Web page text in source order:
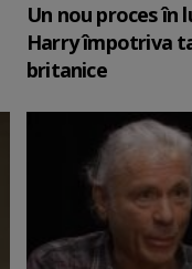
Un nou proces în
Harry împotriva
britanice